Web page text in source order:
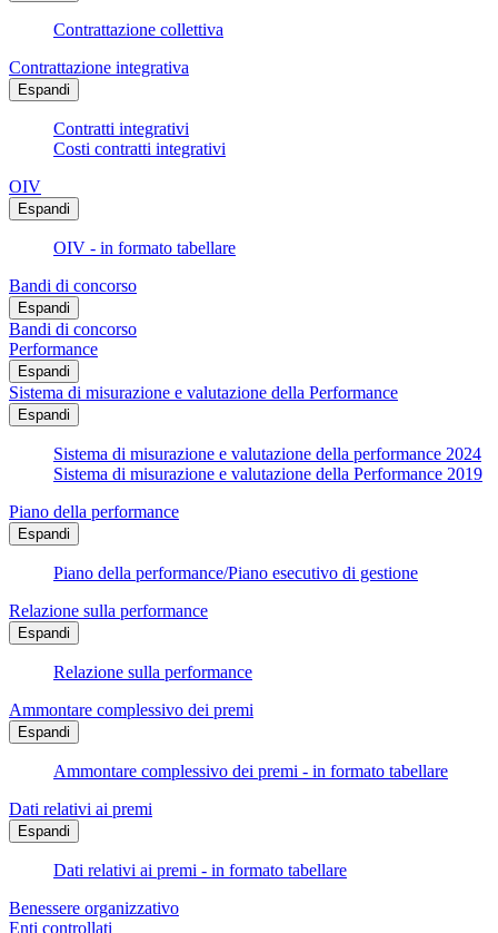
Contrattazione collettiva
Contrattazione integrativa
Espandi
Contratti integrativi
Costi contratti integrativi
OIV
Espandi
OIV - in formato tabellare
Bandi di concorso
Espandi
Bandi di concorso
Performance
Espandi
Sistema di misurazione e valutazione della Performance
Espandi
Sistema di misurazione e valutazione della performance 2024
Sistema di misurazione e valutazione della Performance 2019
Piano della performance
Espandi
Piano della performance/Piano esecutivo di gestione
Relazione sulla performance
Espandi
Relazione sulla performance
Ammontare complessivo dei premi
Espandi
Ammontare complessivo dei premi - in formato tabellare
Dati relativi ai premi
Espandi
Dati relativi ai premi - in formato tabellare
Benessere organizzativo
Enti controllati